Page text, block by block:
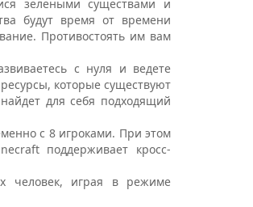
зелеными существами и
будут время от времени
Противостоять им вам
с нуля и ведете
которые существуют
для себя подходящий
с 8 игроками. При этом
поддерживает кросс-
человек, играя в режиме